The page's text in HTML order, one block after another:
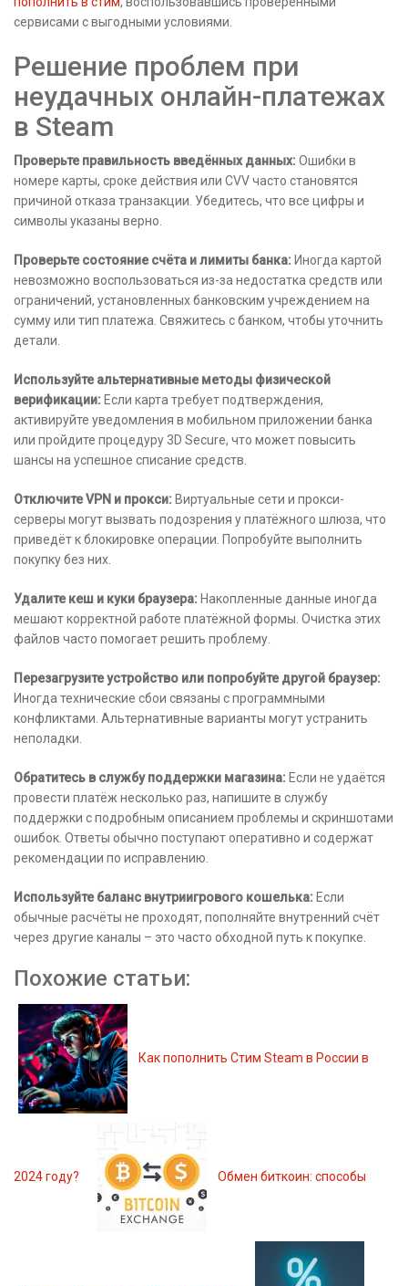
сервисами с выгодными условиями.
Решение проблем при
неудачных онлайн-платежах
в Steam
Проверьте правильность введённых данных: Ошибки в
номере карты, сроке действия или CVV часто становятся
причиной отказа транзакции. Убедитесь, что все цифры и
символы указаны верно.
Проверьте состояние счёта и лимиты банка: Иногда картой
невозможно воспользоваться из-за недостатка средств или
ограничений, установленных банковским учреждением на
сумму или тип платежа. Свяжитесь с банком, чтобы уточнить
детали.
Используйте альтернативные методы физической
верификации: Если карта требует подтверждения,
активируйте уведомления в мобильном приложении банка
или пройдите процедуру 3D Secure, что может повысить
шансы на успешное списание средств.
Отключите VPN и прокси: Виртуальные сети и прокси-
серверы могут вызвать подозрения у платёжного шлюза, что
приведёт к блокировке операции. Попробуйте выполнить
покупку без них.
Удалите кеш и куки браузера: Накопленные данные иногда
мешают корректной работе платёжной формы. Очистка этих
файлов часто помогает решить проблему.
Перезагрузите устройство или попробуйте другой браузер:
Иногда технические сбои связаны с программными
конфликтами. Альтернативные варианты могут устранить
неполадки.
Обратитесь в службу поддержки магазина: Если не удаётся
провести платёж несколько раз, напишите в службу
поддержки с подробным описанием проблемы и скриншотами
ошибок. Ответы обычно поступают оперативно и содержат
рекомендации по исправлению.
Используйте баланс внутриигрового кошелька: Если
обычные расчёты не проходят, пополняйте внутренний счёт
через другие каналы – это часто обходной путь к покупке.
Похожие статьи:
Как пополнить Стим Steam в России в
2024 году? Обмен биткоин: способы